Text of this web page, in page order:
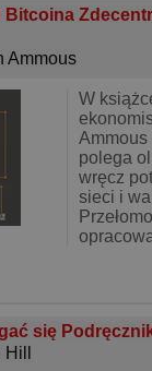
Bitcoina
Ammous
W
Ammous
polega
wręcz
sieci i
się